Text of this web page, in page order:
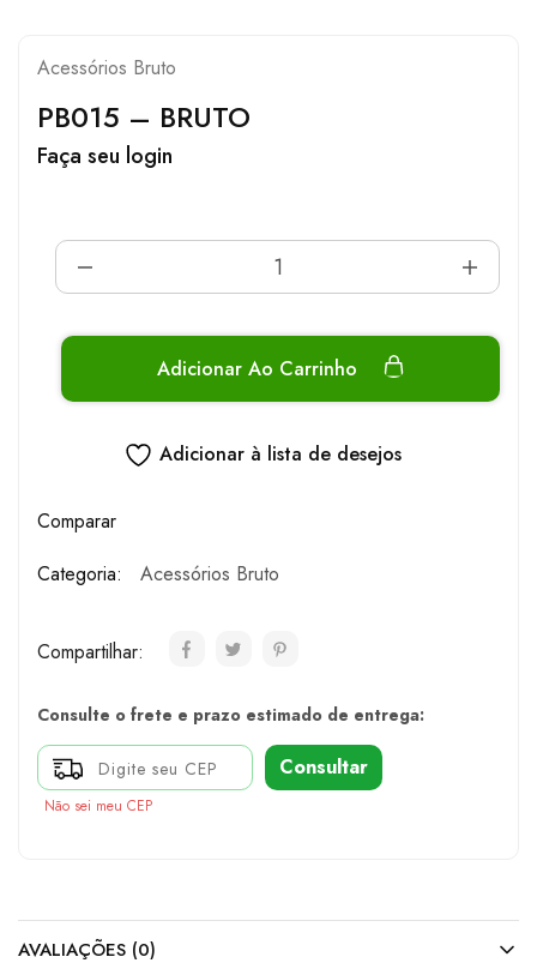
Acessórios Bruto
PB015 – BRUTO
Faça seu login
Adicionar Ao Carrinho
Adicionar à lista de desejos
Comparar
Categoria:
Acessórios Bruto
Compartilhar:
Consulte o frete e prazo estimado de entrega:
Consultar
Não sei meu CEP
AVALIAÇÕES (0)